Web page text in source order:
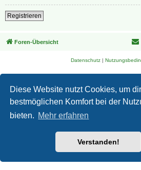
Diese Website nutzt Cookies, um
bestmöglichen Komfort bei der
bieten. Mehr erfahren
Verstanden!
Registrieren
Foren-Übersicht
Datenschutz|